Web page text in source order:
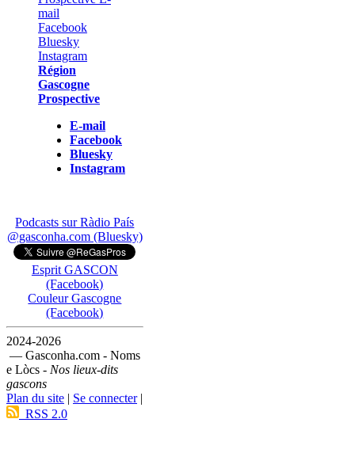
Région
Gascogne
Prospective
E-mail
Facebook
Bluesky
Instagram
Podcasts sur Ràdio País
@gasconha.com (Bluesky)
Esprit GASCON
(Facebook)
Couleur Gascogne
(Facebook)
2024-2026
— Gasconha.com - Noms
e Lòcs - Nos lieux-dits
gascons
Plan du site | Se connecter|
RSS 2.0